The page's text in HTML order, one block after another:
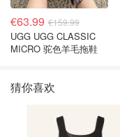
€63.99 €159.99
UGG UGG CLASSIC
MICRO 驼色羊毛拖鞋
猜你喜欢